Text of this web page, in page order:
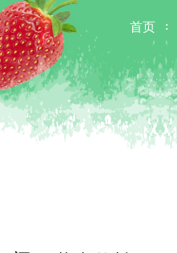
首页